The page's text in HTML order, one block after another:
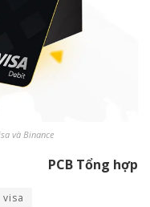
và Binance
PCB Tổng hợp
visa